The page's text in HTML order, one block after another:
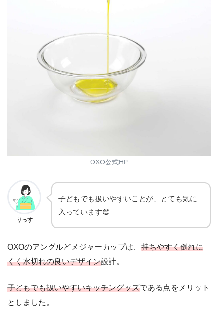
OXO公式HP
りっす
子どもでも扱いやすいことが、とても気に
入っています😊
OXOのアングルどメジャーカップは、 持ちやすく倒れに
くく水切れの良いデザイン設計。
子どもでも扱いやすいキッチングッズである点をメリット
としました。